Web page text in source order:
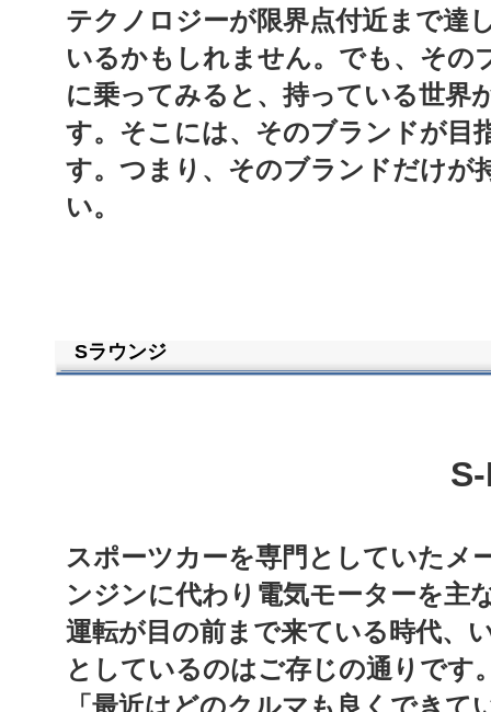
テクノロジーが限界点付近まで達
いるかもしれません。 でも、その
に乗ってみると、持っている世界
す。そこには、そのブランドが目
す。つまり、そのブランドだけが
い。
Sラウンジ
スポーツカーを専門としていたメ
ンジンに代わり電気モーターを主
運転が目の前まで来ている時代、
としているのはご存じの通りで
「最近はどのクルマも良くでき